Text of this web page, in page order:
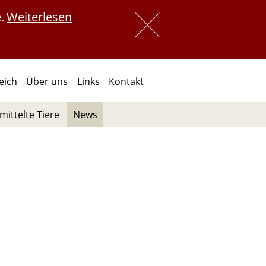
Weiterlesen
Über uns Links Kontakt
Tiere News